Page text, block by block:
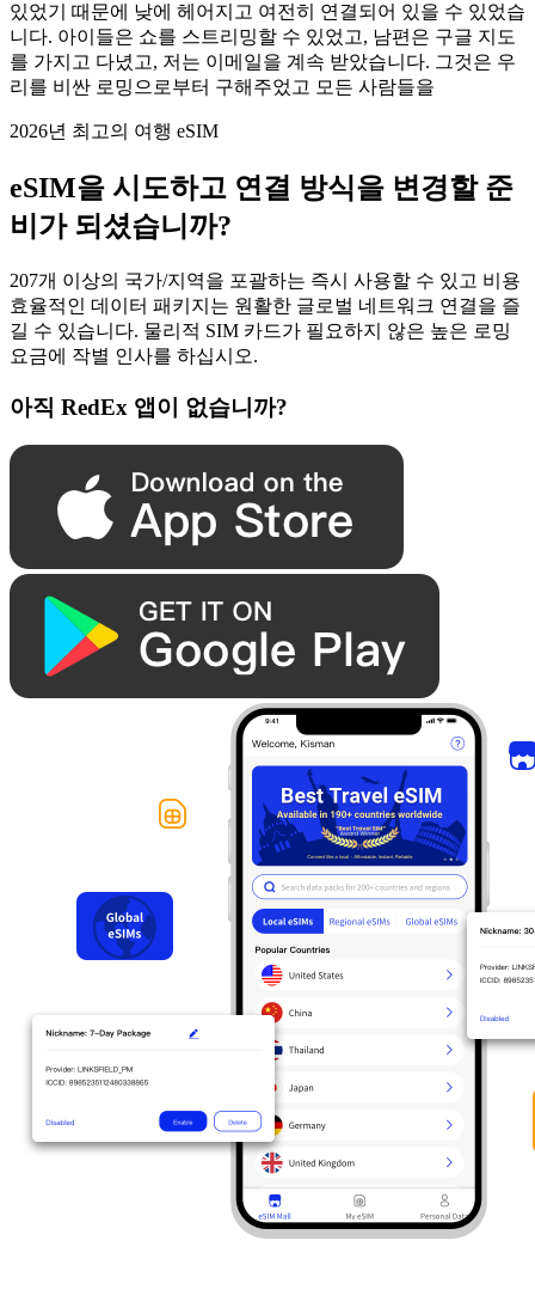
있었기 때문에 낮에 헤어지고 여전히 연결되어 있을 수 있었습
니다. 아이들은 쇼를 스트리밍할 수 있었고, 남편은 구글 지도
를 가지고 다녔고, 저는 이메일을 계속 받았습니다. 그것은 우
리를 비싼 로밍으로부터 구해주었고 모든 사람들을
2026년 최고의 여행 eSIM
eSIM을 시도하고 연결 방식을 변경할 준
비가 되셨습니까?
207개 이상의 국가/지역을 포괄하는 즉시 사용할 수 있고 비용
효율적인 데이터 패키지는 원활한 글로벌 네트워크 연결을 즐
길 수 있습니다. 물리적 SIM 카드가 필요하지 않은 높은 로밍
요금에 작별 인사를 하십시오.
아직 RedEx 앱이 없습니까?